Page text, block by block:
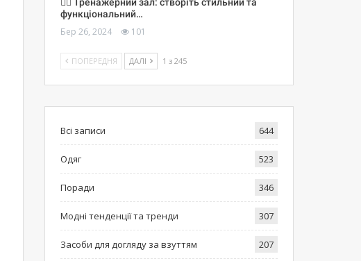
функціональний…
Бер 26, 2024 101
ПОПЕРЕДНЯ ДАЛІ 1 з 245
Всі записи 644
Одяг 523
Поради 346
Модні тенденції та тренди 307
Засоби для догляду за взуттям 207